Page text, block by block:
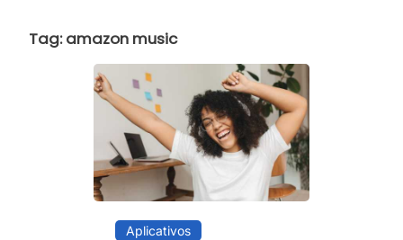
Tag:amazon music
Aplicativos